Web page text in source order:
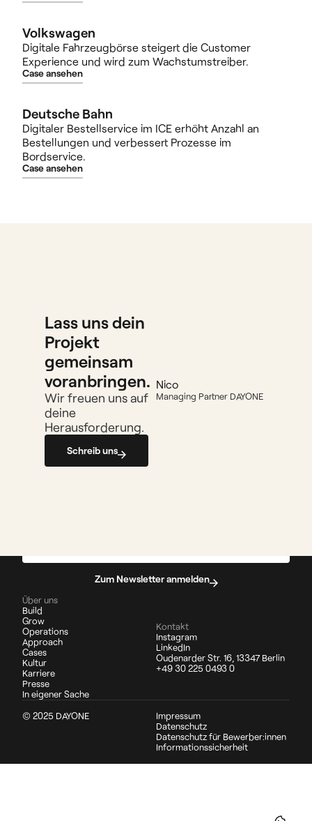
Volkswagen
Digitale Fahrzeugbörse steigert die Customer
Experience und wird zum Wachstumstreiber.
Case ansehen
Deutsche Bahn
Digitaler Bestellservice im ICE erhöht Anzahl an
Bestellungen und verbessert Prozesse im
Bordservice.
Case ansehen
Lass uns dein
Projekt
gemeinsam
voranbringen.
Wir freuen uns auf
deine
Herausforderung.
Schreib uns
Nico
Managing Partner DAYONE
Zum Newsletter anmelden
Über uns
Build
Grow
Operations
Approach
Cases
Kultur
Karriere
Presse
In eigener Sache
Kontakt
Instagram
LinkedIn
Oudenarder Str. 16, 13347 Berlin
+49 30 225 0493 0
© 2025 DAYONE
Impressum
Datenschutz
Datenschutz für Bewerber:innen
Informationssicherheit